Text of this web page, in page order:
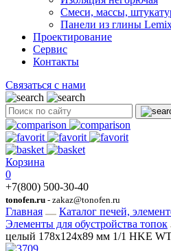
Смеси, массы,
Панели из глины
Проектирование
Сервис
Контакты
Связаться с нами
Корзина
0
+7(800) 500-30-40
tonofen.ru - zakaz@tonofen.ru
Главная
Каталог печей,
Элементы для обустройства топок
целый 178x124x89 мм 1/1 HKE